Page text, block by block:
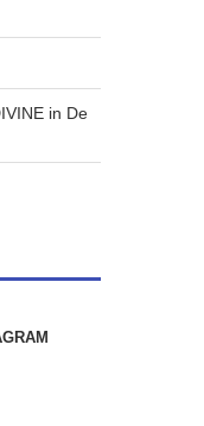
in De